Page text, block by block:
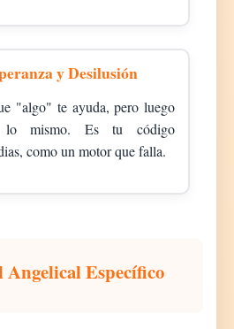
y Desilusión
"algo" te ayuda, pero luego
mismo. Es tu código
como un motor que falla.
Angelical Específico